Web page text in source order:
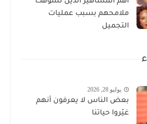
ملامحهم بسبب عمليات
التجميل
يوليو 28, 2026
بعض الناس لا يعرفون أنهم
غيّروا حياتنا